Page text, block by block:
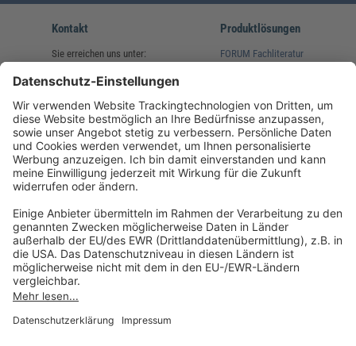
Kontakt
Sie erreichen uns unter:
(08233) 38 11 23
service@forum-verlag.com
Mo-Do 07:30 - 17:00 Uhr
Fr 07:30 - 15:00 Uhr
Produktlösungen
FORUM Fachliteratur
Folgen Sie uns
Impressum
Datenschutz